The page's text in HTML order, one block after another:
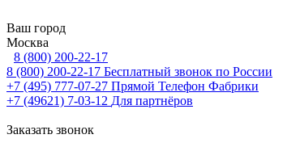
Ваш город
Москва
8 (800) 200-22-17
8 (800) 200-22-17 Бесплатный звонок по России
+7 (495) 777-07-27 Прямой Телефон Фабрики
+7 (49621) 7-03-12 Для партнёров
Заказать звонок